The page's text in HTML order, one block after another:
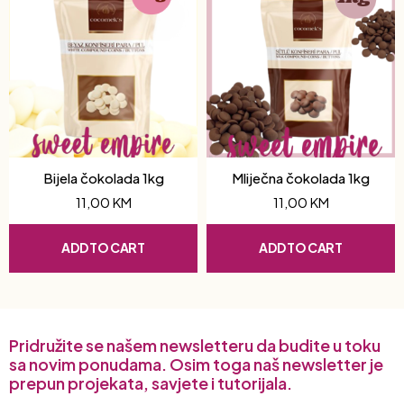
Bijela čokolada 1kg
11,00 KM
ADD TO CART
Mliječna čokolada 1kg
11,00 KM
ADD TO CART
Pridružite se našem newsletteru da budite u toku
sa novim ponudama. Osim toga naš newsletter je
prepun projekata, savjete i tutorijala.